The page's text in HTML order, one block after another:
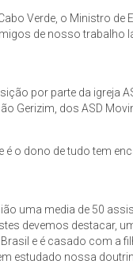
Verde, o Ministro
de nosso trabalho
por parte da igreja
Gerizim, dos ASD
é o dono de tudo tem
uma media de 50
devemos destacar,
e é casado com a
estudado nossa